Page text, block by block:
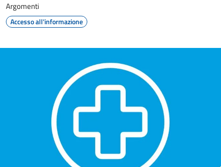
Argomenti
Accesso all'informazione